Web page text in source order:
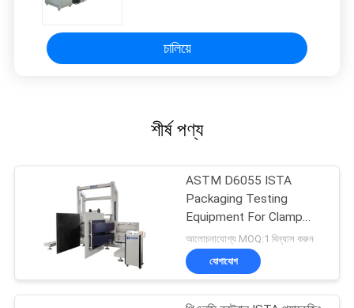
চালিয়ে
শীর্ষ পণ্য
ASTM D6055 ISTA
Packaging Testing
Equipment For Clamp
Force Testing​
আলোচনাযোগ্য MOQ:1 বিন্যাস করুন
যোগাযোগ